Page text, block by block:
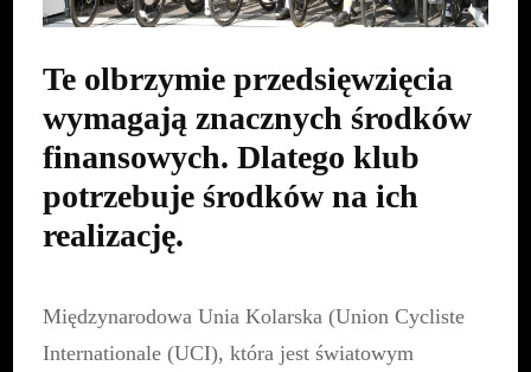
Te olbrzymie przedsięwzięcia
wymagają znacznych środków
finansowych. Dlatego klub
potrzebuje środków na ich
realizację.
Międzynarodowa Unia Kolarska (Union Cycliste
Internationale (UCI), która jest światowym